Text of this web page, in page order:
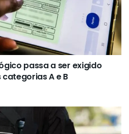
passa a ser exigido
A e B